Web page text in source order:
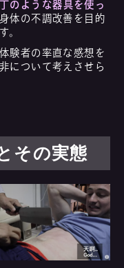
のような器具を使っ
体の不調改善を目的
。
験者の率直な感想を
について考えさせら
その実態